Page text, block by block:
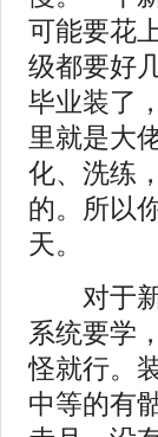
可能要花
级都要好
毕业装了
里就是大
化、洗练
的。所以
天。
对于新
系统要学
怪就行。
中等的有